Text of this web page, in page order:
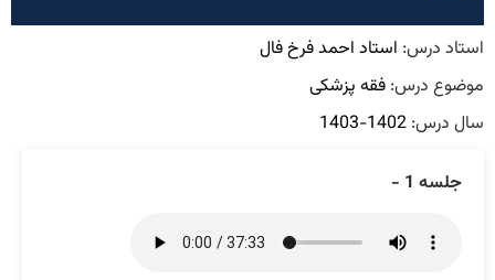
استاد درس: استاد احمد فرخ فال
موضوع درس: فقه پزشکی
سال درس: 1402-1403
جلسه 1 -